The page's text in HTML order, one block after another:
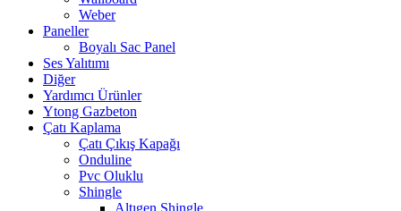
Weber
Paneller
Boyalı Sac Panel
Ses Yalıtımı
Diğer
Yardımcı Ürünler
Ytong Gazbeton
Çatı Kaplama
Çatı Çıkış Kapağı
Onduline
Pvc Oluklu
Shingle